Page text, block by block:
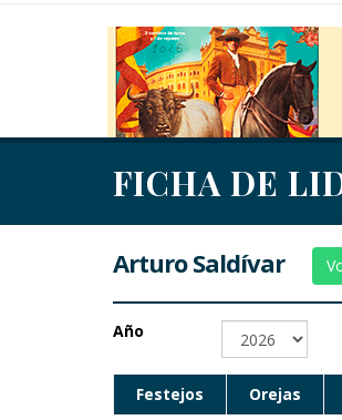
FICHA DE
Arturo Saldívar
Año
Festejos Orejas